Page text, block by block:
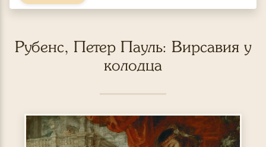
Рубенс, Петер Пауль: Вирсавия у
колодца